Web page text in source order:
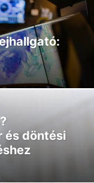
és döntési